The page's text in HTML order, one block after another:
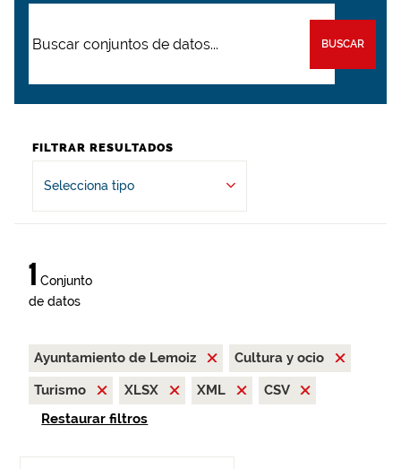
BUSCAR
FILTRAR RESULTADOS
Selecciona tipo
1 Conjunto
de datos
Ayuntamiento de Lemoiz
Cultura y ocio
Turismo
XLSX XML
CSV
Restaurar filtros